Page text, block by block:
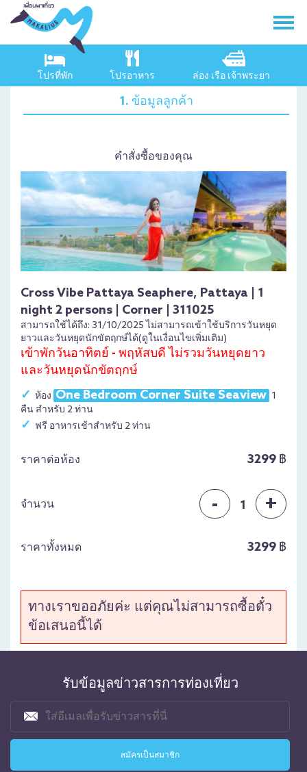
โปรที่พัก โปรอาหาร ล่อง เรือ เจ้าพระยา
1. ข้อมูลลูกค้า
คำสั่งซื้อของคุณ
Cross Vibe Pattaya Seaphere, Pattaya | 1
night 2 persons | Corner | 311025
สามารถใช้ได้ถึง: 31/10/2025 ไม่สามารถเข้าใช้บริการวันหยุด
ยาวและวันหยุดนักขัตฤกษ์ได้(ดูในเงื่อนไขเพิ่มเติม)
เข้าพักวันอาทิตย์ - พฤหัสบดี ไม่รวมวันหยุดยาว
และวันหยุดนักขัตฤกษ์
ห้อง One Bedroom Corner Suite Seaview 1
คืน สำหรับ 2 ท่าน
ฟรี อาหารเช้าสำหรับ 2 ท่าน
ราคาต่อห้อง 3299 ฿
จำนวน - 1 +
ราคาทั้งหมด 3299 ฿
ทางเราขออภัยค่ะ แต่คุณไม่สามารถซื้อตั๋ว
ข้อเสนอนี้ได้
รับข้อมูลข่าวสารการท่องเที่ยว